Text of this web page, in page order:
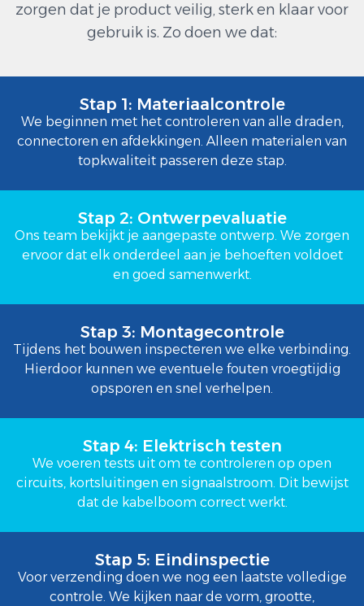
zorgen dat je product veilig, sterk en klaar voor
gebruik is. Zo doen we dat:
Stap 1: Materiaalcontrole
We beginnen met het controleren van alle draden,
connectoren en afdekkingen. Alleen materialen van
topkwaliteit passeren deze stap.
Stap 2: Ontwerpevaluatie
Ons team bekijkt je aangepaste ontwerp. We zorgen
ervoor dat elk onderdeel aan je behoeften voldoet
en goed samenwerkt.
Stap 3: Montagecontrole
Tijdens het bouwen inspecteren we elke verbinding.
Hierdoor kunnen we eventuele fouten vroegtijdig
opsporen en snel verhelpen.
Stap 4: Elektrisch testen
We voeren tests uit om te controleren op open
circuits, kortsluitingen en signaalstroom. Dit bewijst
dat de kabelboom correct werkt.
Stap 5: Eindinspectie
Voor verzending doen we nog een laatste volledige
controle. We kijken naar de vorm, grootte,